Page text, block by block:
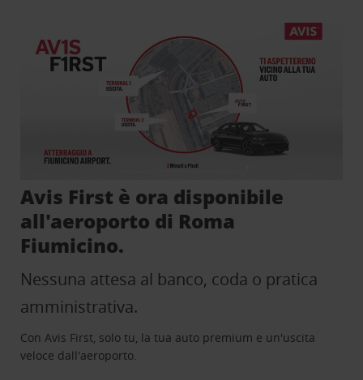
Avis First è ora disponibile
all'aeroporto di Roma
Fiumicino.
Nessuna attesa al banco, coda o pratica
amministrativa.
Con Avis First, solo tu, la tua auto premium e un'uscita
veloce dall'aeroporto.